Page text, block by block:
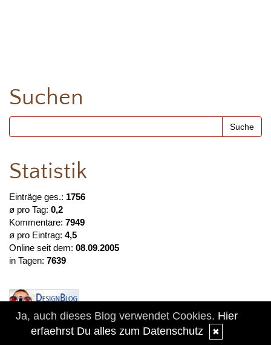
Suchen
Statistik
Einträge ges.: 1756
ø pro Tag: 0,2
Kommentare: 7949
ø pro Eintrag: 4,5
Online seit dem: 08.09.2005
in Tagen: 7639
Zitante
Ja, auch dieses Blog verwendet Cookies. Hier
erfaehrst Du alles zum Datenschutz
✖